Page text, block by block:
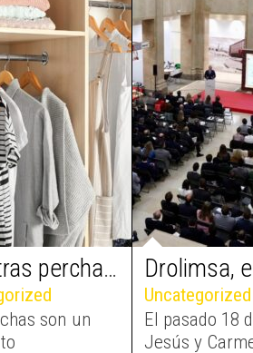
Nuestras perchas, la solución que necesitas para los armarios de tu casa o de tu hotel
son un
Uncategorized
El pasado 18
Jesús y